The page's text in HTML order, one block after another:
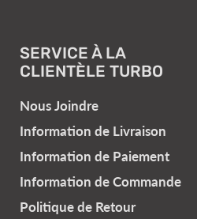
SERVICE À LA
CLIENTÈLE TURBO
Nous Joindre
Information de Livraison
Information de Paiement
Information de Commande
Politique de Retour